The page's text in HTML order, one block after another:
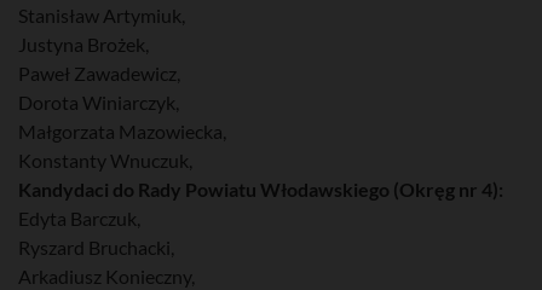
Stanisław Artymiuk,
Justyna Brożek,
Paweł Zawadewicz,
Dorota Winiarczyk,
Małgorzata Mazowiecka,
Konstanty Wnuczuk,
Kandydaci do Rady Powiatu Włodawskiego (Okręg nr 4):
Edyta Barczuk,
Ryszard Bruchacki,
Arkadiusz Konieczny,